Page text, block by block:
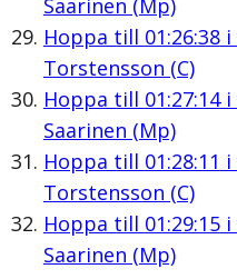
Hoppa till 01:26:38i
Torstensson (C)
Hoppa till 01:27:14i
Saarinen (Mp)
Hoppa till 01:28:11 i
Torstensson (C)
Hoppa till 01:29:15i
Saarinen (Mp)